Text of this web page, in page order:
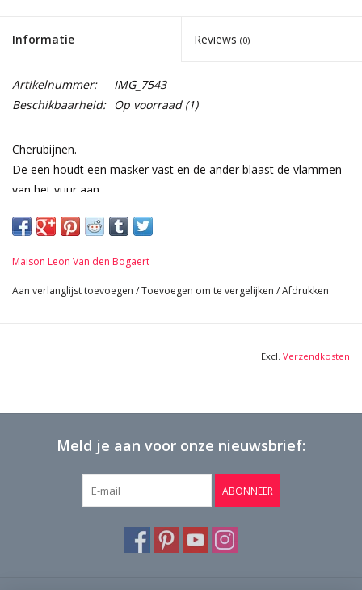
Informatie Reviews (0)
Artikelnummer:
IMG_7543
Beschikbaarheid: Op voorraad(1)
Cherubijnen.
De een houdt een masker vast en de ander blaast de vlammen
van het vuur aan.
33 cm Hoogte 12,99 Inch
15 cm Lengte 5,91 Inch
7,8 Kg
Maison Leon Van den Bogaert
Aan verlanglijst toevoegen /Toevoegen om te vergelijken /Afdrukken
Excl. Verzendkosten
Meld je aan voor onze nieuwsbrief:
ABONNEER